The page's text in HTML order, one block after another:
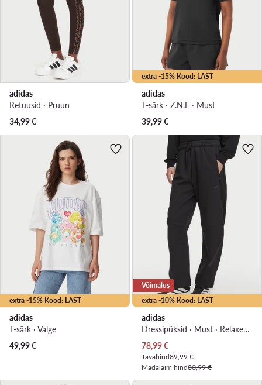
adidas
Retuusid · Pruun
34,99€
extra -15% Kood: LAST
adidas
T-särk · Z.N.E · Must
39,99€
extra -15% Kood: LAST
adidas
T-särk · Valge
49,99€
extra -10% Kood: LAST
Võimalus
adidas
Dressipüksid · Must · Relaxed Fit
Praegune hind
78,99€
Tavahind89,99 €
Madalaim hind80,99 €